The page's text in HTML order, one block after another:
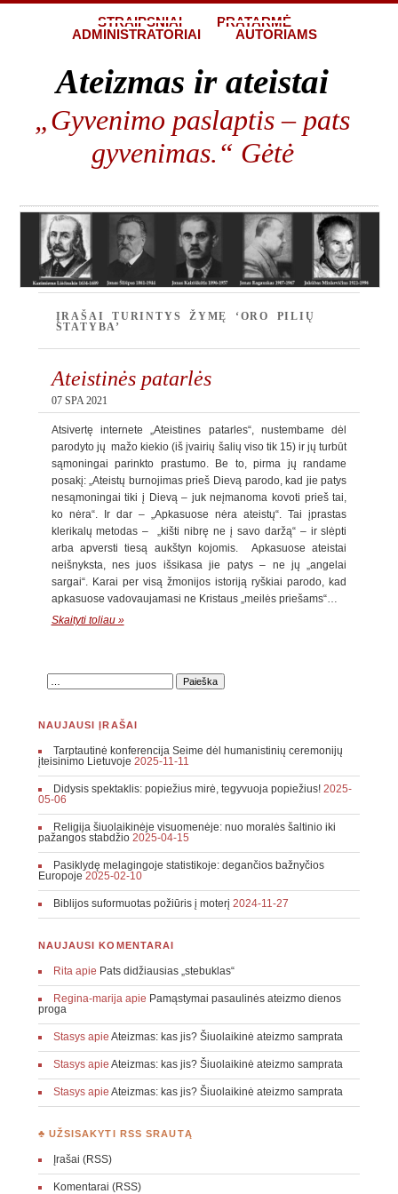
STRAIPSNIAI
PRATARMĖ
ADMINISTRATORIAI
AUTORIAMS
Ateizmas ir ateistai
„Gyvenimo paslaptis – pats
gyvenimas.“ Gėtė
ĮRAŠAI TURINTYS ŽYMĘ ‘ORO PILIŲ
STATYBA’
Ateistinės patarlės
07 SPA 2021
Atsivertę internete „Ateistines patarles“, nustembame dėl
parodyto jų mažo kiekio (iš įvairių šalių viso tik 15) ir jų turbūt
sąmoningai parinkto prastumo. Be to, pirma jų randame
posakį: „Ateistų burnojimas prieš Dievą parodo, kad jie patys
nesąmoningai tiki į Dievą – juk neįmanoma kovoti prieš tai,
ko nėra“. Ir dar – „Apkasuose nėra ateistų“. Tai įprastas
klerikalų metodas – „kišti nibrę ne į savo daržą“ – ir slėpti
arba apversti tiesą aukštyn kojomis. Apkasuose ateistai
neišnyksta, nes juos išsikasa jie patys – ne jų „angelai
sargai“. Karai per visą žmonijos istoriją ryškiai parodo, kad
apkasuose vadovaujamasi ne Kristaus „meilės priešams“…
Skaityti toliau »
NAUJAUSI ĮRAŠAI
Tarptautinė konferencija Seime dėl humanistinių ceremonijų
įteisinimo Lietuvoje 2025-11-11
Didysis spektaklis: popiežius mirė, tegyvuoja popiežius! 2025-
05-06
Religija šiuolaikinėje visuomenėje: nuo moralės šaltinio iki
pažangos stabdžio 2025-04-15
Pasiklydę melagingoje statistikoje: degančios bažnyčios
Europoje 2025-02-10
Biblijos suformuotas požiūris į moterį 2024-11-27
NAUJAUSI KOMENTARAI
Ritaapie Pats didžiausias „stebuklas“
Regina-marijaapie Pamąstymai pasaulinės ateizmo dienos
proga
Stasysapie Ateizmas: kas jis? Šiuolaikinė ateizmo samprata
Stasysapie Ateizmas: kas jis? Šiuolaikinė ateizmo samprata
Stasysapie Ateizmas: kas jis? Šiuolaikinė ateizmo samprata
♣ UŽSISAKYTI RSS SRAUTĄ
Įrašai (RSS)
Komentarai (RSS)